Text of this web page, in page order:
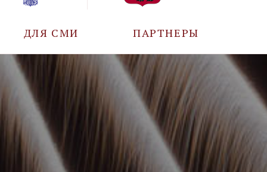
ДЛЯ СМИ
АККРЕДИТАЦИЯ
ПАРТНЕРЫ